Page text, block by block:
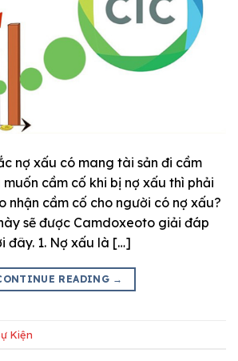
nợ xấu có mang tài sản đi cầm
cầm cố khi bị nợ xấu thì phải
nhận cầm cố cho người có nợ xấu?
sẽ được Camdoxeoto giải đáp
đây. 1. Nợ xấu là […]
READING →
Kiện